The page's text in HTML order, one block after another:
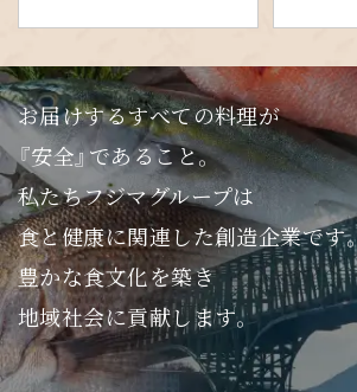
お届けするすべての料理が
『安全』であること。
私たちフジマグループは
食と健康に関連した創造企業です
豊かな食文化を築き
地域社会に貢献します。